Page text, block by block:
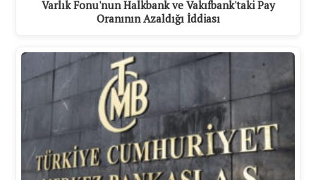
Varlık Fonu'nun Halkbank ve Vakıfbank'taki Pay
Oranının Azaldığı İddiası